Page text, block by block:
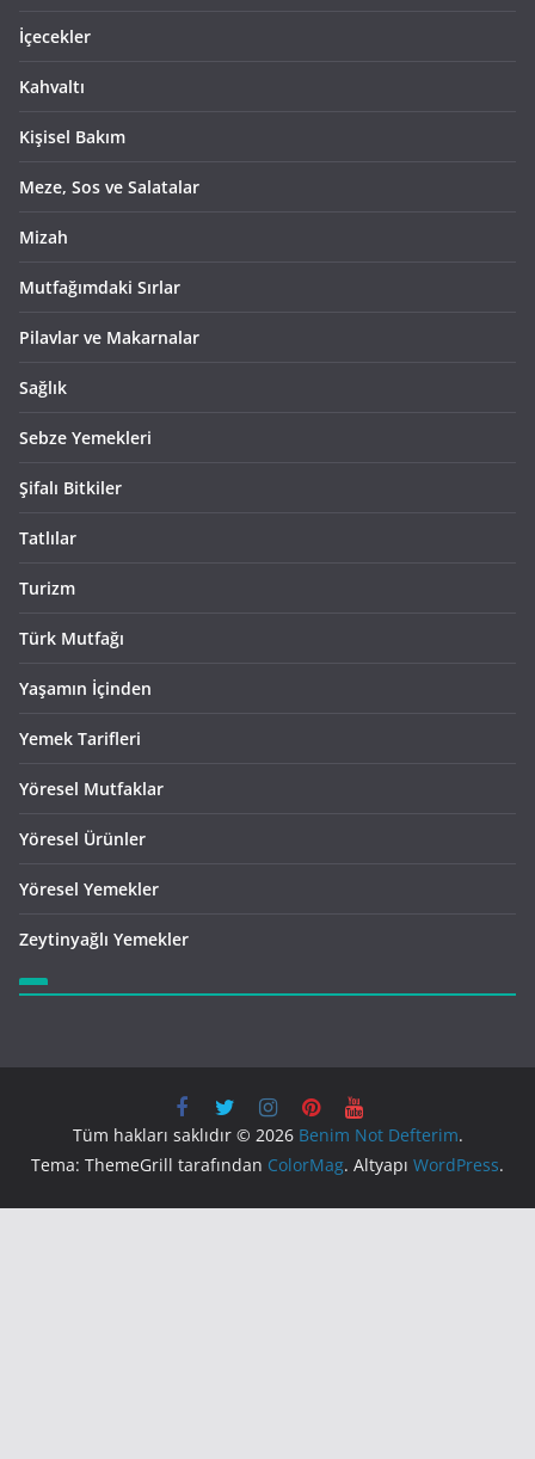
İçecekler
Kahvaltı
Kişisel Bakım
Meze, Sos ve Salatalar
Mizah
Mutfağımdaki Sırlar
Pilavlar ve Makarnalar
Sağlık
Sebze Yemekleri
Şifalı Bitkiler
Tatlılar
Turizm
Türk Mutfağı
Yaşamın İçinden
Yemek Tarifleri
Yöresel Mutfaklar
Yöresel Ürünler
Yöresel Yemekler
Zeytinyağlı Yemekler
Tüm hakları saklıdır © 2026 Benim Not Defterim.
Tema: ThemeGrill tarafından ColorMag. Altyapı WordPress.